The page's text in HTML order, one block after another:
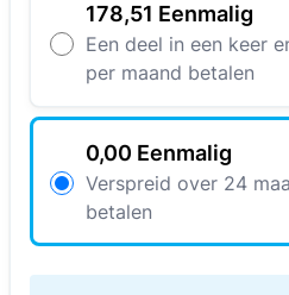
178,51 Eenmalig
Een deel in een keer
per maand betalen
0,00 Eenmalig
Verspreid over 24
betalen